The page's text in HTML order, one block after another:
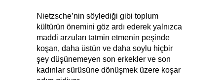
Nietzsche’nin söylediği gibi toplum
kültürün önemini göz ardı ederek yalnızca
maddi arzuları tatmin etmenin peşinde
koşan, daha üstün ve daha soylu hiçbir
şey düşünemeyen son erkekler ve son
kadınlar sürüsüne dönüşmek üzere koşar